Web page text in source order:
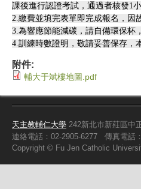
課後進行認證考試，通過者核發1
2.繳費並填完表單即完成報名，因
3.為響應節能減碳，請自備環保杯
4.訓練時數證明，敬請妥善保存，
附件:
輔大于斌樓地圖.pdf
天主教輔仁大學 242新北市新莊區中
連絡電話：02-2905-6277
傳真電話
Copyright © Fu Jen Catholic